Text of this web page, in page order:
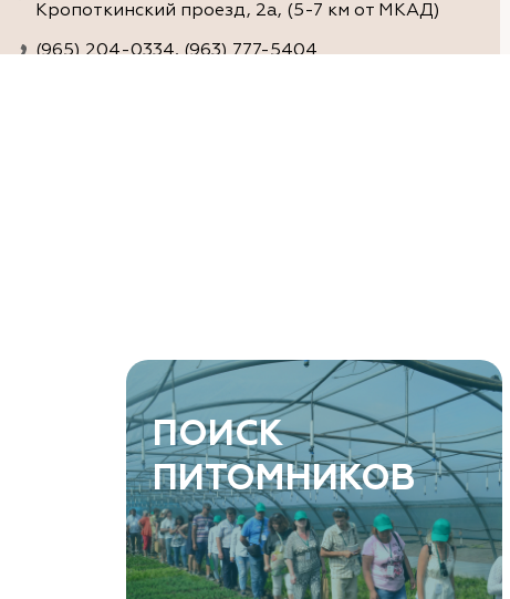
Кропоткинский проезд, 2а, (5-7 км от МКАД)
(965) 204-0334, (963) 777-5404
ArtGreen (питомник декоративных
растений, АртГрин)
Ростовская область, Ростов-на-Дону,
Левобережная ул, дом № 37
8 966 206 7222
www.art-green.ru
ПОИСК
ПИТОМНИКОВ